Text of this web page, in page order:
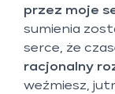
przez moje
sumienia
serce, że
racjonalny
weźmiesz,